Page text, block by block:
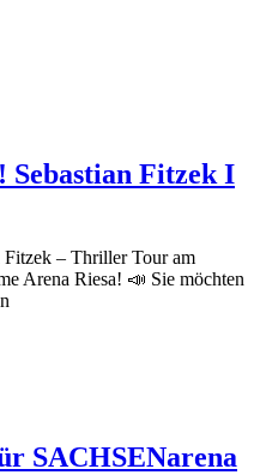
Sebastian Fitzek I
– Thriller Tour am
Arena Riesa! 📣 Sie möchten
SACHSENarena